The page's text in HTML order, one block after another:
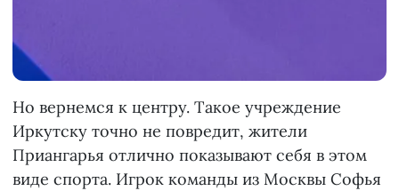
Но вернемся к центру. Такое учреждение
Иркутску точно не повредит, жители
Приангарья отлично показывают себя в этом
виде спорта. Игрок команды из Москвы Софья